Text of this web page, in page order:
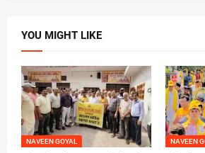
YOU MIGHT LIKE
NAVEEN GOYAL NAVEEN